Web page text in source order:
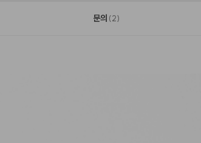
문의 (2)